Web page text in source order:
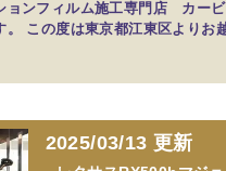
ョンフィルム施工専門店 カー
。 この度は東京都江東区よりお
2025/03/13 更新